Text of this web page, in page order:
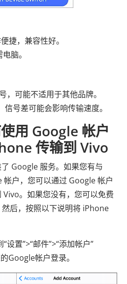
捷，兼容性好。
脑。
，可能不适用于其他品牌。
信号差可能会影响传输速度。
用 Google 帐户
传输到 Vivo
Google 服务。如果您有与
户，您可以通过 Google 帐户
。如果您没有，您可以免费
后，按照以下说明将 iPhone
置”>“邮件”>“添加帐户”
Google帐户登录。